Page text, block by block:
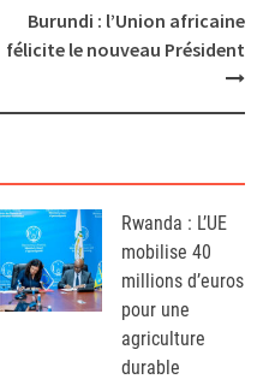
Burundi : l’Union africaine
félicite le nouveau Président
Rwanda : L’UE
mobilise 40
millions d’euros
pour une
agriculture
durable